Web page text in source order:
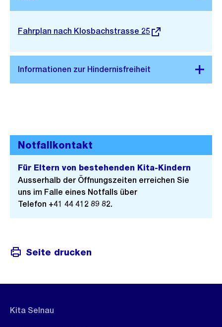
Stadtplan 3D
Externer
Fahrplan nach Klosbachstrasse 25
Notfallkontakt
Für Eltern von bestehenden Kita-Kindern
Ausserhalb der Öffnungszeiten erreichen Sie
uns im Falle eines Notfalls über
Telefon +41 44 412 89 82.
Seite drucken
Kita Selnau